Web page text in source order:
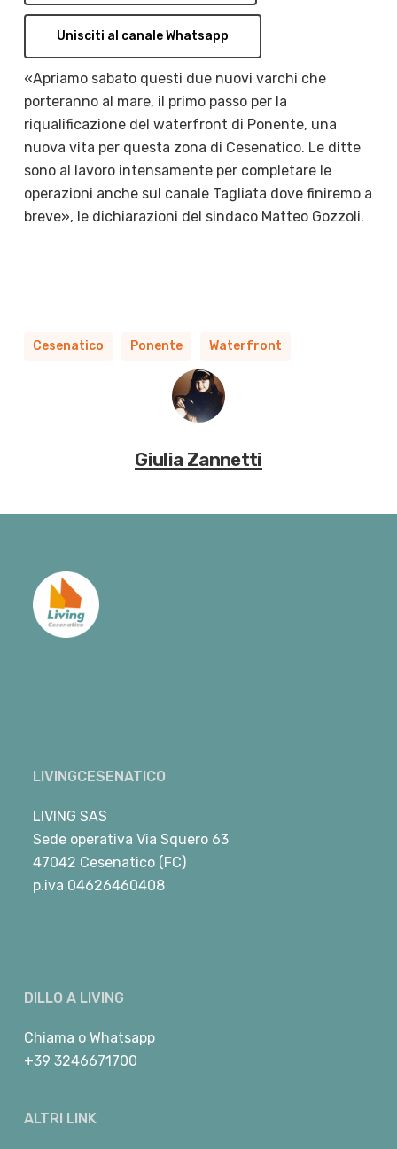
Unisciti al canale Whatsapp
«Apriamo sabato questi due nuovi varchi che
porteranno al mare, il primo passo per la
riqualificazione del waterfront di Ponente, una
nuova vita per questa zona di Cesenatico. Le ditte
sono al lavoro intensamente per completare le
operazioni anche sul canale Tagliata dove finiremo a
breve», le dichiarazioni del sindaco Matteo Gozzoli.
Cesenatico Ponente Waterfront
Giulia Zannetti
LIVINGCESENATICO
LIVING SAS
Sede operativa Via Squero 63
47042 Cesenatico (FC)
p.iva 04626460408
DILLO A LIVING
Chiama o Whatsapp
+39 3246671700
ALTRI LINK